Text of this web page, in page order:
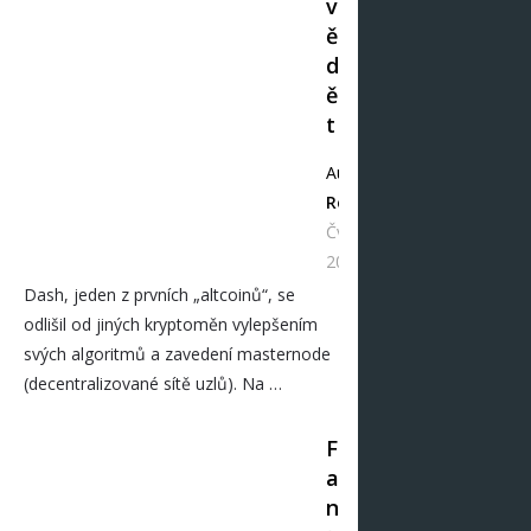
v
ě
d
ě
t
Autor
Redakce
Čvc 17,
2021
Dash, jeden z prvních „altcoinů“, se
odlišil od jiných kryptoměn vylepšením
svých algoritmů a zavedení masternode
(decentralizované sítě uzlů). Na …
F
a
n